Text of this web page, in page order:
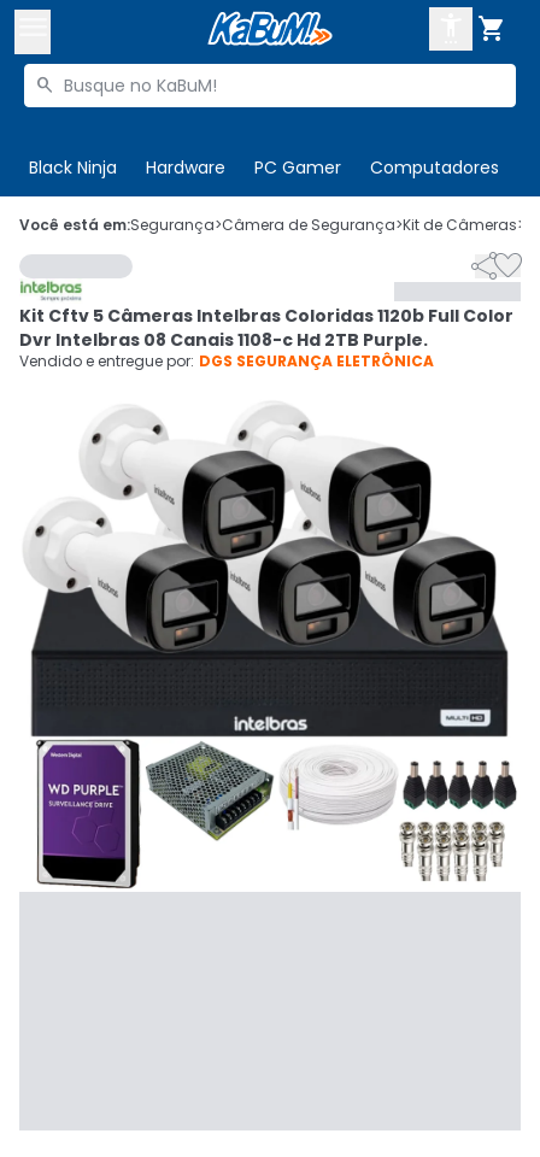

Buscar produtos

Black Ninja Hardware PC Gamer Computadores
 Olá. Acesse sua conta
 Departamentos
Cupons
Ativar tradutor em libras
CADASTRE-SE
Você está em:Segurança>Câmera de Segurança>Kit de Câmeras>

Kit Cftv 5 Câmeras Intelbras Coloridas 1120b Full Color
Dvr Intelbras 08 Canais 1108-c Hd 2TB Purple.
Vendido e entregue por: DGS SEGURANÇA ELETRÔNICA